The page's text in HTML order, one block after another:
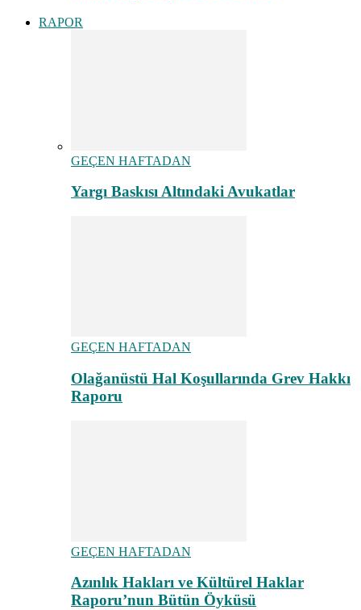
RAPOR
GEÇEN HAFTADAN
Yargı Baskısı Altındaki Avukatlar
GEÇEN HAFTADAN
Olağanüstü Hal Koşullarında Grev Hakkı
Raporu
GEÇEN HAFTADAN
Azınlık Hakları ve Kültürel Haklar
Raporu’nun Bütün Öyküsü